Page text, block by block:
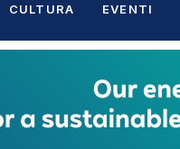
CULTURA EVENTI